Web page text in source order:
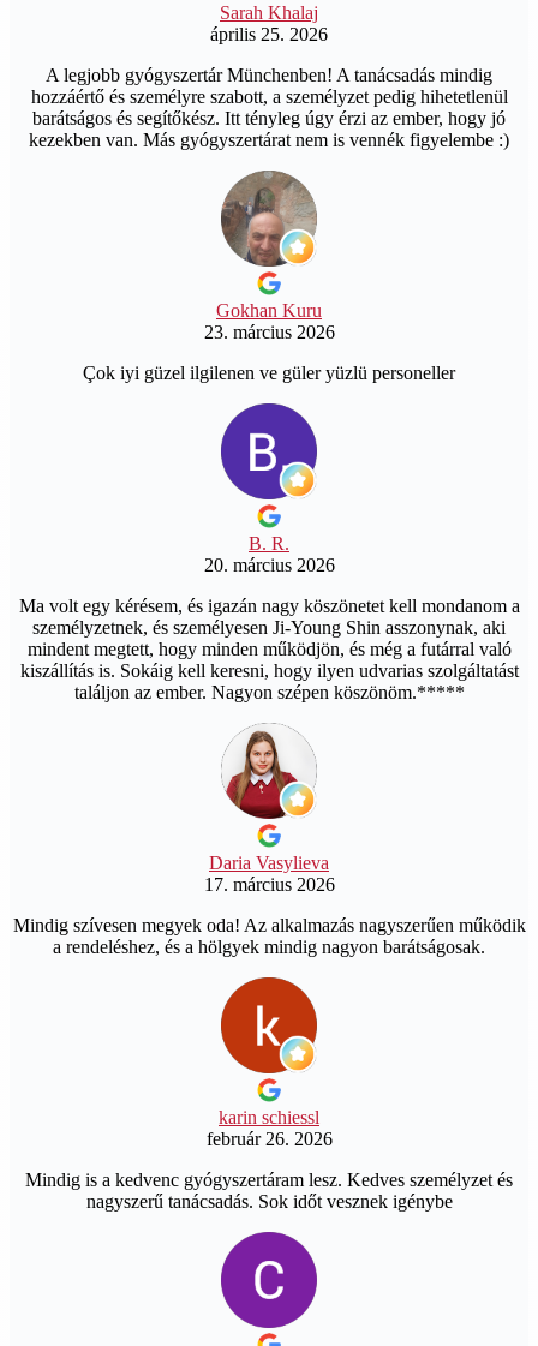
Sarah Khalaj
április 25. 2026
A legjobb gyógyszertár Münchenben! A tanácsadás mindig
hozzáértő és személyre szabott, a személyzet pedig hihetetlenül
barátságos és segítőkész. Itt tényleg úgy érzi az ember, hogy jó
kezekben van. Más gyógyszertárat nem is vennék figyelembe :)
Gokhan Kuru
23. március 2026
Çok iyi güzel ilgilenen ve güler yüzlü personeller
B. R.
20. március 2026
Ma volt egy kérésem, és igazán nagy köszönetet kell mondanom a
személyzetnek, és személyesen Ji-Young Shin asszonynak, aki
mindent megtett, hogy minden működjön, és még a futárral való
kiszállítás is. Sokáig kell keresni, hogy ilyen udvarias szolgáltatást
találjon az ember. Nagyon szépen köszönöm.*****
Daria Vasylieva
17. március 2026
Mindig szívesen megyek oda! Az alkalmazás nagyszerűen működik
a rendeléshez, és a hölgyek mindig nagyon barátságosak.
karin schiessl
február 26. 2026
Mindig is a kedvenc gyógyszertáram lesz. Kedves személyzet és
nagyszerű tanácsadás. Sok időt vesznek igénybe